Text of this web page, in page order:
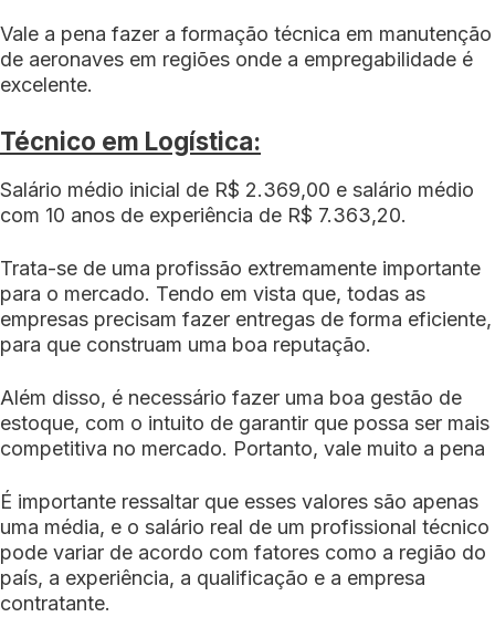
Vale a pena fazer a formação técnica em manutenção
de aeronaves em regiões onde a empregabilidade é
excelente.
Técnico em Logística:
Salário médio inicial de R$ 2.369,00 e salário médio
com 10 anos de experiência de R$ 7.363,20.
Trata-se de uma profissão extremamente importante
para o mercado. Tendo em vista que, todas as
empresas precisam fazer entregas de forma eficiente,
para que construam uma boa reputação.
Além disso, é necessário fazer uma boa gestão de
estoque, com o intuito de garantir que possa ser mais
competitiva no mercado. Portanto, vale muito a pena
É importante ressaltar que esses valores são apenas
uma média, e o salário real de um profissional técnico
pode variar de acordo com fatores como a região do
país, a experiência, a qualificação e a empresa
contratante.